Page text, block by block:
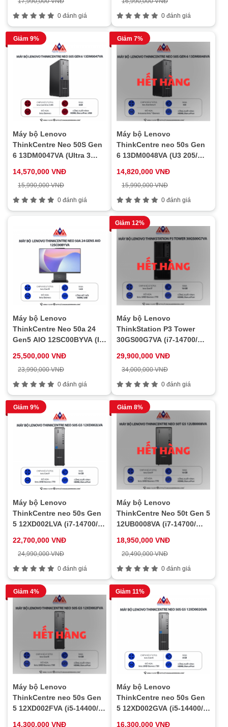
0 đánh giá 0 đánh giá
Giảm 9%
Máy bộ Lenovo
ThinkCentre Neo 50S Gen
6 13DM0047VA (Ultra 3
+ BT/ Key/ Mouse/ NoOS/
1Y)
14,570,000 VNĐ
15,990,000 VNĐ
0 đánh giá
Giảm 7%
Máy bộ Lenovo
ThinkCentre neo 50s Gen
6 13DM0048VA (U3 205/
14,820,000 VNĐ
15,990,000 VNĐ
0 đánh giá
Máy bộ Lenovo
ThinkCentre Neo 50a 24
Gen5 AIO 12SC00BYVA (I5
512GB/ 23.8 inch/ 1Y)
25,500,000 VNĐ
23,990,000 VNĐ
0 đánh giá
Giảm 12%
Máy bộ Lenovo
ThinkStation P3 Tower
30GS00G7VA (i7-14700/
1Y)
29,900,000 VNĐ
34,000,000 VNĐ
0 đánh giá
Giảm 9%
Máy bộ Lenovo
ThinkCentre neo 50s Gen
5 12XD002LVA (i7-14700/
1Y)
22,700,000 VNĐ
24,990,000 VNĐ
0 đánh giá
Giảm 8%
Máy bộ Lenovo
ThinkCentre Neo 50t Gen 5
12UB0008VA (i7-14700/
1Y)
18,950,000 VNĐ
20,490,000 VNĐ
0 đánh giá
Giảm 4%
Máy bộ Lenovo
ThinkCentre neo 50s Gen
5 12XD002FVA (i5-14400/
14,300,000 VNĐ
Giảm 11%
Máy bộ Lenovo
ThinkCentre neo 50s Gen
5 12XD002GVA (i5-14400/
16,300,000 VNĐ